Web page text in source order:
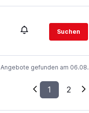
Suchen
Angebote gefunden am 06.08.
1 2